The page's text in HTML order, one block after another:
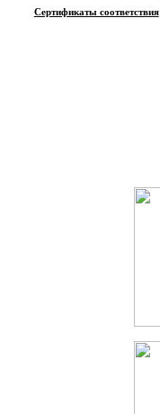
Сертификаты соответствия